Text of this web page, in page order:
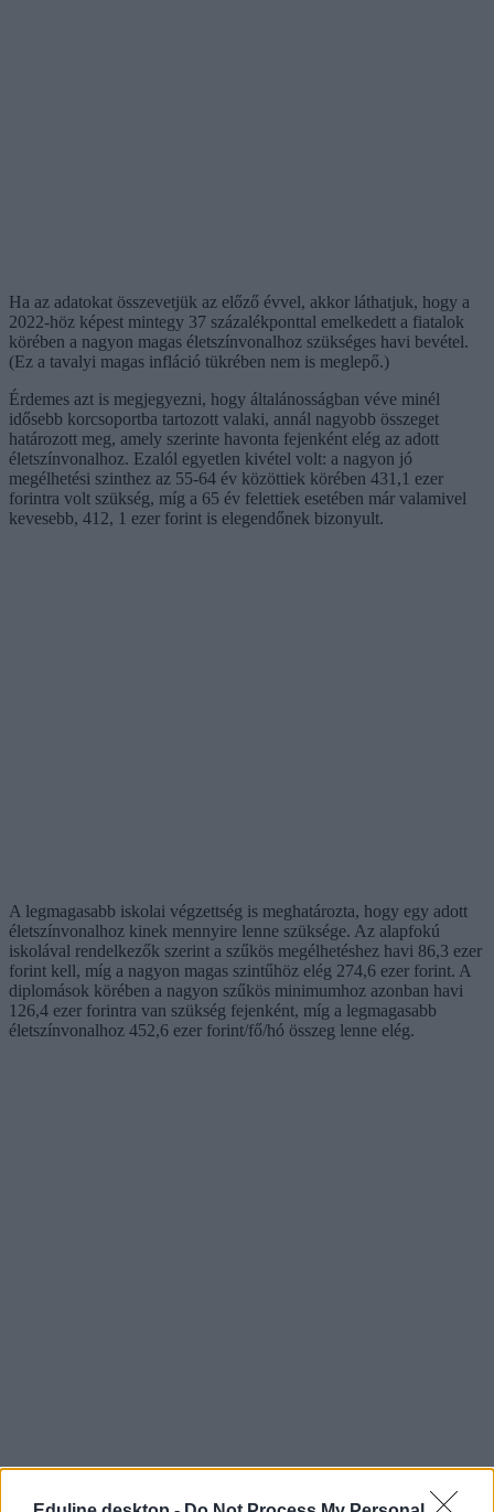
Ha az adatokat összevetjük az előző évvel, akkor láthatjuk, hogy a
2022-höz képest mintegy 37 százalékponttal emelkedett a fiatalok
körében a nagyon magas életszínvonalhoz szükséges havi bevétel.
(Ez a tavalyi magas infláció tükrében nem is meglepő.)
Érdemes azt is megjegyezni, hogy általánosságban véve minél
idősebb korcsoportba tartozott valaki, annál nagyobb összeget
határozott meg, amely szerinte havonta fejenként elég az adott
életszínvonalhoz. Ezalól egyetlen kivétel volt: a nagyon jó
megélhetési szinthez az 55-64 év közöttiek körében 431,1 ezer
forintra volt szükség, míg a 65 év felettiek esetében már valamivel
kevesebb, 412, 1 ezer forint is elegendőnek bizonyult.
A legmagasabb iskolai végzettség is meghatározta, hogy egy adott
életszínvonalhoz kinek mennyire lenne szüksége. Az alapfokú
iskolával rendelkezők szerint a szűkös megélhetéshez havi 86,3 ezer
forint kell, míg a nagyon magas szintűhöz elég 274,6 ezer forint. A
diplomások körében a nagyon szűkös minimumhoz azonban havi
126,4 ezer forintra van szükség fejenként, míg a legmagasabb
életszínvonalhoz 452,6 ezer forint/fő/hó összeg lenne elég.